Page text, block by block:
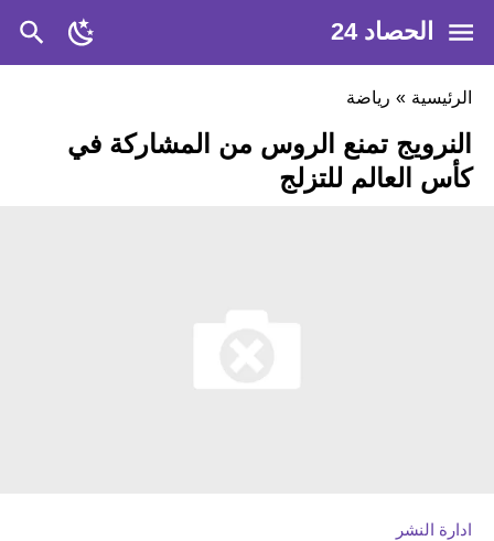
الحصاد 24
الرئيسية » رياضة
النرويج تمنع الروس من المشاركة في
كأس العالم للتزلج
ادارة النشر